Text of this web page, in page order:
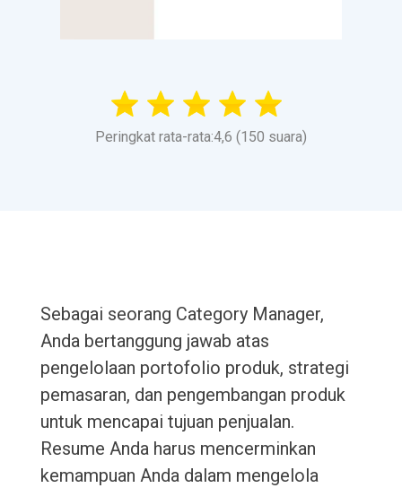
Peringkat rata-rata:4,6 (150 suara)
Sebagai seorang Category Manager,
Anda bertanggung jawab atas
pengelolaan portofolio produk, strategi
pemasaran, dan pengembangan produk
untuk mencapai tujuan penjualan.
Resume Anda harus mencerminkan
kemampuan Anda dalam mengelola